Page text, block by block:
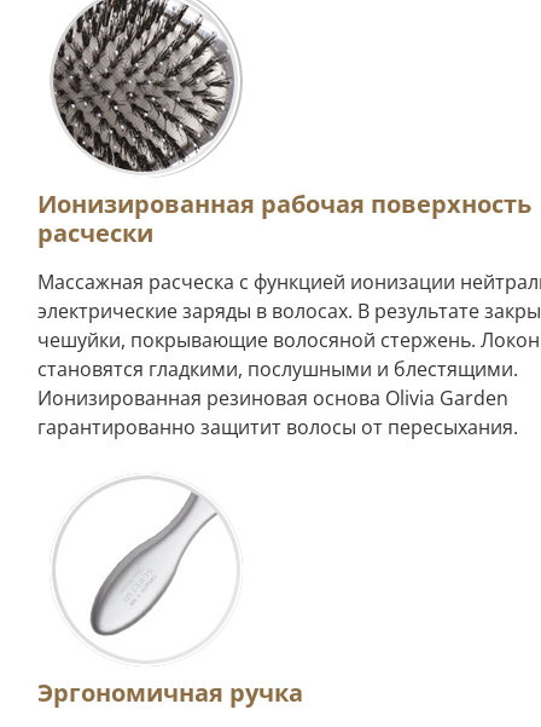
Ионизированная рабочая поверхность
расчески
Массажная расческа с функцией ионизации
электрические заряды в волосах. В результате
чешуйки, покрывающие волосяной стержень.
становятся гладкими, послушными и блестящими.
Ионизированная резиновая основа Olivia Garden
гарантированно защитит волосы от пересыхания.
Эргономичная ручка